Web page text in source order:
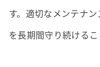
す。適切なメンテナ
を長期間守り続けるこ